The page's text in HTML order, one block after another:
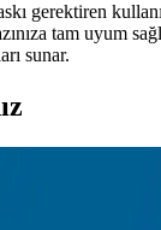
gerektiren
tam uyum
sunar.